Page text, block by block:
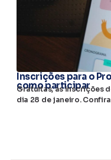
Inscrições para o
como participar
Gratuitas, as inscrições
dia 28 de janeiro.